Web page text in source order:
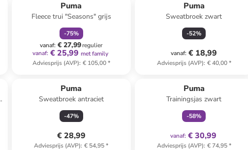
Puma
Fleece trui "Seasons" grijs
-75%
vanaf: € 27,99regulier
vanaf: € 25,99 met family
Adviesprijs (AVP): € 105,00*
Puma
Sweatbroek zwart
-52%
vanaf: € 18,99
Adviesprijs (AVP): € 40,00*
Puma
Sweatbroek antraciet
-47%
€ 28,99
Adviesprijs (AVP): € 54,95*
Puma
Trainingsjas zwart
-58%
vanaf: € 30,99
Adviesprijs (AVP): € 74,95*